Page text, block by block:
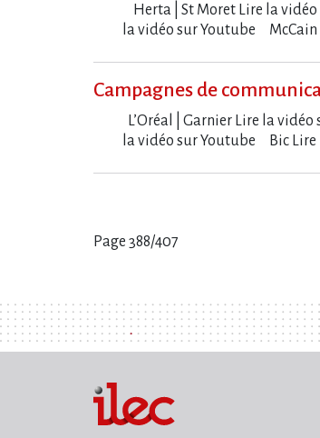
Herta | St Moret Lire la
la vidéo sur Youtube
Campagnes de
L​‌’Oréal | Garnier Lire la
la vidéo sur Youtube Bic
Page 388/407